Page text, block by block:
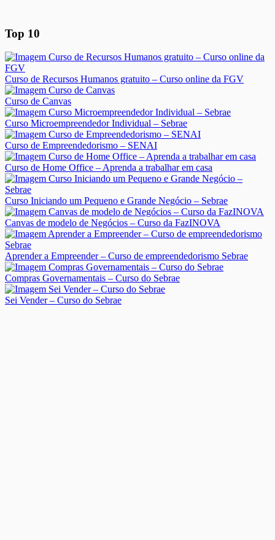
Top 10
Curso de Recursos Humanos gratuito – Curso online da FGV
Curso de Canvas
Curso Microempreendedor Individual – Sebrae
Curso de Empreendedorismo – SENAI
Curso de Home Office – Aprenda a trabalhar em casa
Curso Iniciando um Pequeno e Grande Negócio – Sebrae
Canvas de modelo de Negócios – Curso da FazINOVA
Aprender a Empreender – Curso de empreendedorismo Sebrae
Compras Governamentais – Curso do Sebrae
Sei Vender – Curso do Sebrae